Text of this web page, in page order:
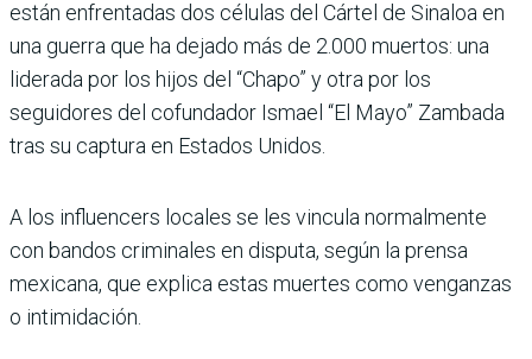
están enfrentadas dos células del Cártel de Sinaloa en
una guerra que ha dejado más de 2.000 muertos: una
liderada por los hijos del “Chapo” y otra por los
seguidores del cofundador Ismael “El Mayo” Zambada
tras su captura en Estados Unidos.
A los influencers locales se les vincula normalmente
con bandos criminales en disputa, según la prensa
mexicana, que explica estas muertes como venganzas
o intimidación.